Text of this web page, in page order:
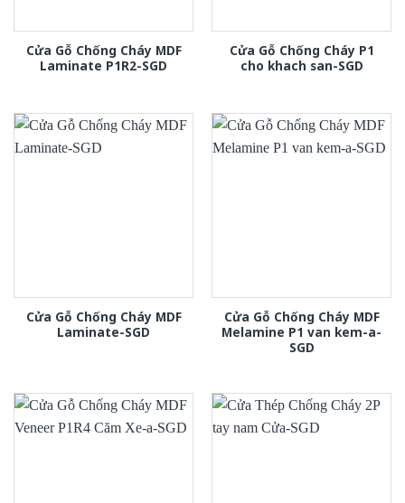
Cửa Gỗ Chống Cháy MDF
Laminate P1R2-SGD
Cửa Gỗ Chống Cháy P1
cho khach san-SGD
Cửa Gỗ Chống Cháy MDF
Laminate-SGD
Cửa Gỗ Chống Cháy MDF
Melamine P1 van kem-a-
SGD